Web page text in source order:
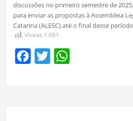
discussões no primeiro semestre de
para enviar as propostas à Assembleia
Catarina (ALESC) até o final desse
Visitas 1.081
Facebook
Twitter